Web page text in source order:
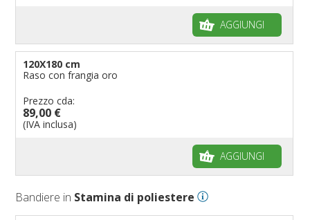
AGGIUNGI
120X180 cm
Raso con frangia oro
Prezzo cda:
89,00 €
(IVA inclusa)
AGGIUNGI
Bandiere in Stamina di poliestere